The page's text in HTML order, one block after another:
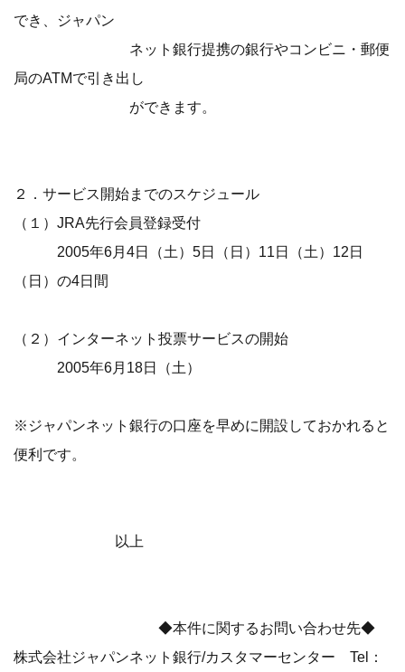
でき、ジャパン
ネット銀行提携の銀行やコンビニ・郵便
局のATMで引き出し
ができます。
２．サービス開始までのスケジュール
（１）JRA先行会員登録受付
2005年6月4日（土）5日（日）11日（土）12日
（日）の4日間
（２）インターネット投票サービスの開始
2005年6月18日（土）
※ジャパンネット銀行の口座を早めに開設しておかれると
便利です。
以上
◆本件に関するお問い合わせ先◆
株式会社ジャパンネット銀行/カスタマーセンター Tel：